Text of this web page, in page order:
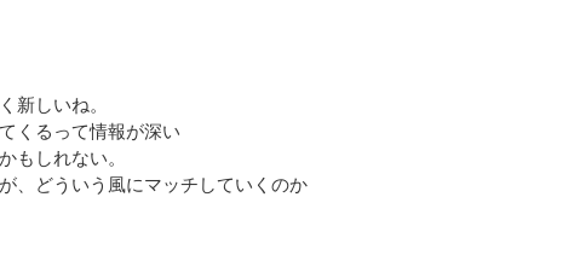
新しいね。
くるって情報が深い
もしれない。
、どういう風にマッチしていくのか